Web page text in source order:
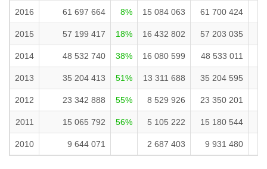
2016 61 697 664 8% 15 084 063 61 700 424
2015 57 199 417 18% 16 432 802 57 203 035
2014 48 532 740 38% 16 080 599 48 533 011
2013 35 204 413 51% 13 311 688 35 204 595
2012 23 342 888 55% 8 529 926 23 350 201
2011 15 065 792 56% 5 105 222 15 180 544
2010 9 644 071 2 687 403 9 931 480